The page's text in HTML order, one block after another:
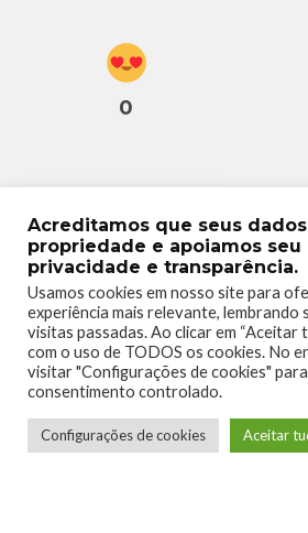
0
0
Acreditamos que seus dados
propriedade e apoiamos
privacidade e transparência.
Usamos cookies em nosso site para
experiência mais relevante, lembrando
visitas passadas. Ao clicar em “Aceitar
com o uso de TODOS os cookies. No
visitar "Configurações de cookies"
consentimento controlado.
Configurações de cookies Aceitar